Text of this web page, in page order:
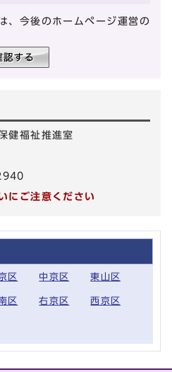
、今後のホームページ運営の
健福祉推進室
にご注意ください
区 中京区 東山区
区 右京区 西京区